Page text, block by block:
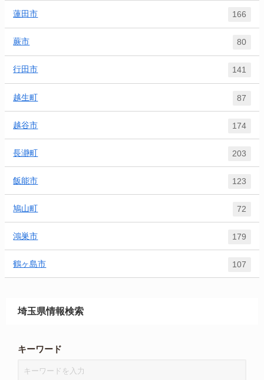
蓮田市 166
蕨市 80
行田市 141
越生町 87
越谷市 174
長瀞町 203
飯能市 123
鳩山町 72
鴻巣市 179
鶴ヶ島市 107
埼玉県情報検索
キーワード